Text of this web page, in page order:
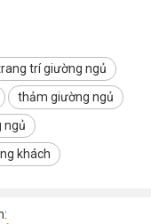
PC011
trí giường ngủ
thảm giường ngủ
ngủ
khách